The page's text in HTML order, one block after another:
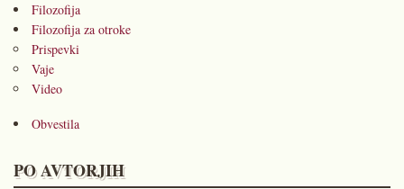
Filozofija
Filozofija za otroke
Prispevki
Vaje
Video
Obvestila
PO AVTORJIH